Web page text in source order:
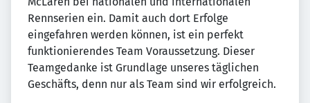
Rennserien ein. Damit auch dort Erfolge
eingefahren werden können, ist ein perfekt
funktionierendes Team Voraussetzung. Dieser
Teamgedanke ist Grundlage unseres täglichen
Geschäfts, denn nur als Team sind wir erfolgreich.